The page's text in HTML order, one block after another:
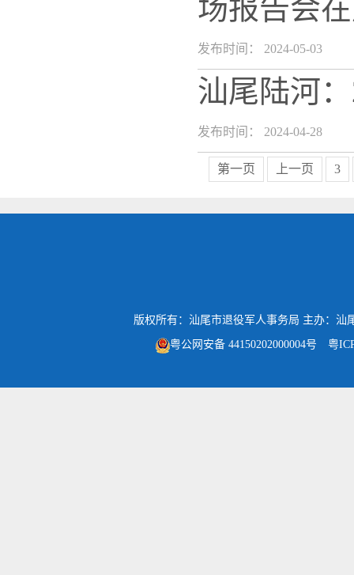
场报告会
发布时间： 2024-05-03
汕尾陆河
发布时间： 2024-04-28
第一页 上一页 3
版权所有：汕尾市退役军人事务局 主办：汕
粤公网安备 44150202000004号 粤